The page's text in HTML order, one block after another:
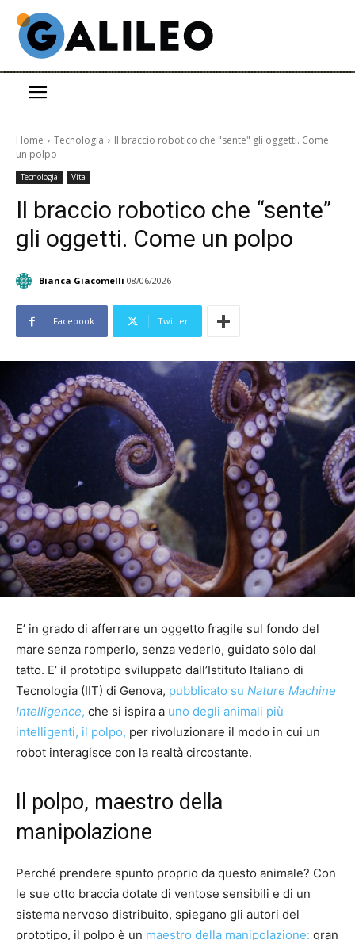
Home Tecnologia
Il braccio robotico che "sente" gli oggetti. Come
un polpo
Tecnologia Vita
Il braccio robotico che “sente”
gli oggetti. Come un polpo
Bianca Giacomelli 08/06/2026
Facebook Twitter
E’ in grado di afferrare un oggetto fragile sul fondo del
mare senza romperlo, senza vederlo, guidato solo dal
tatto. E’ il prototipo sviluppato dall’Istituto Italiano di
Tecnologia (IIT) di Genova, pubblicato su Nature Machine
Intelligence, che si ispira a uno degli animali più
intelligenti, il polpo, per rivoluzionare il modo in cui un
robot interagisce con la realtà circostante.
Il polpo, maestro della
manipolazione
Perché prendere spunto proprio da questo animale? Con
le sue otto braccia dotate di ventose sensibili e di un
sistema nervoso distribuito, spiegano gli autori del
prototipo, il polpo è un maestro della manipolazione: gran